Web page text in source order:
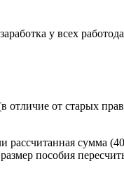
у всех
отличие от старых
рассчитанная сумма
пособия